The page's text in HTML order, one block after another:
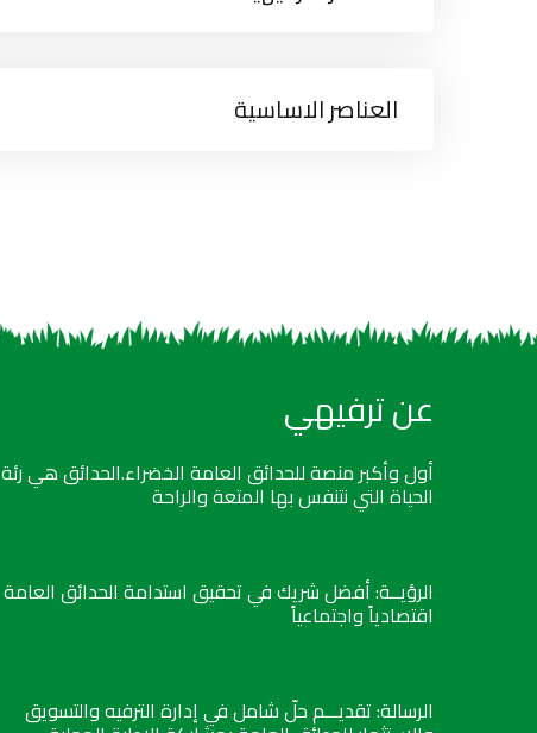
العناصر الاساسية
عن ترفيهي
أول وأكبر منصة للحدائق العامة الخضراء.الحدائق هي رئة
الحياة التي نتنفس بها المتعة والراحة
الرؤيــة: أفضل شريك في تحقيق استدامة الحدائق العامة
اقتصادياً واجتماعياً
الرسالة: تقديـــم حلّ شامل في إدارة الترفيه والتسويق